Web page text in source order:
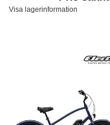
Visa lagerinformation